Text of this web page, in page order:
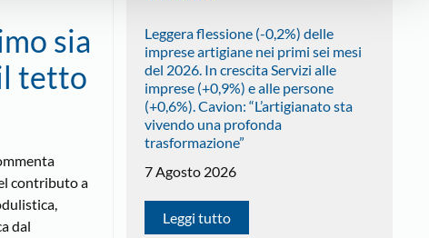
sia
tetto
contributo a
dal
Leggera flessione (-0,2%) delle
imprese artigiane nei primi sei mesi
del 2026. In crescita Servizi alle
imprese (+0,9%) e alle persone
(+0,6%). Cavion: “L’artigianato sta
vivendo una profonda
trasformazione”
7 Agosto 2026
Leggi tutto